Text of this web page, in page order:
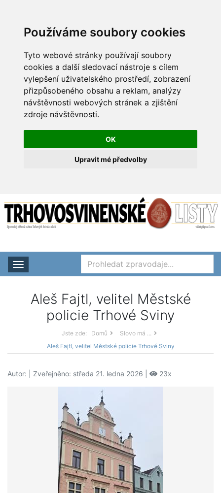
Používáme soubory cookies
Tyto webové stránky používají soubory
cookies a další sledovací nástroje s cílem
vylepšení uživatelského prostředí, zobrazení
přizpůsobeného obsahu a reklam, analýzy
návštěvnosti webových stránek a zjištění
zdroje návštěvnosti.
OK
Upravit mé předvolby
Rozbalit nabídku
Aleš Fajtl, velitel Městské
policie Trhové Sviny
Jste zde: Domů
Slovo má ...
Aleš Fajtl, velitel Městské policie Trhové Sviny
Autor: | Zveřejněno: středa 21. ledna 2026 | 23x